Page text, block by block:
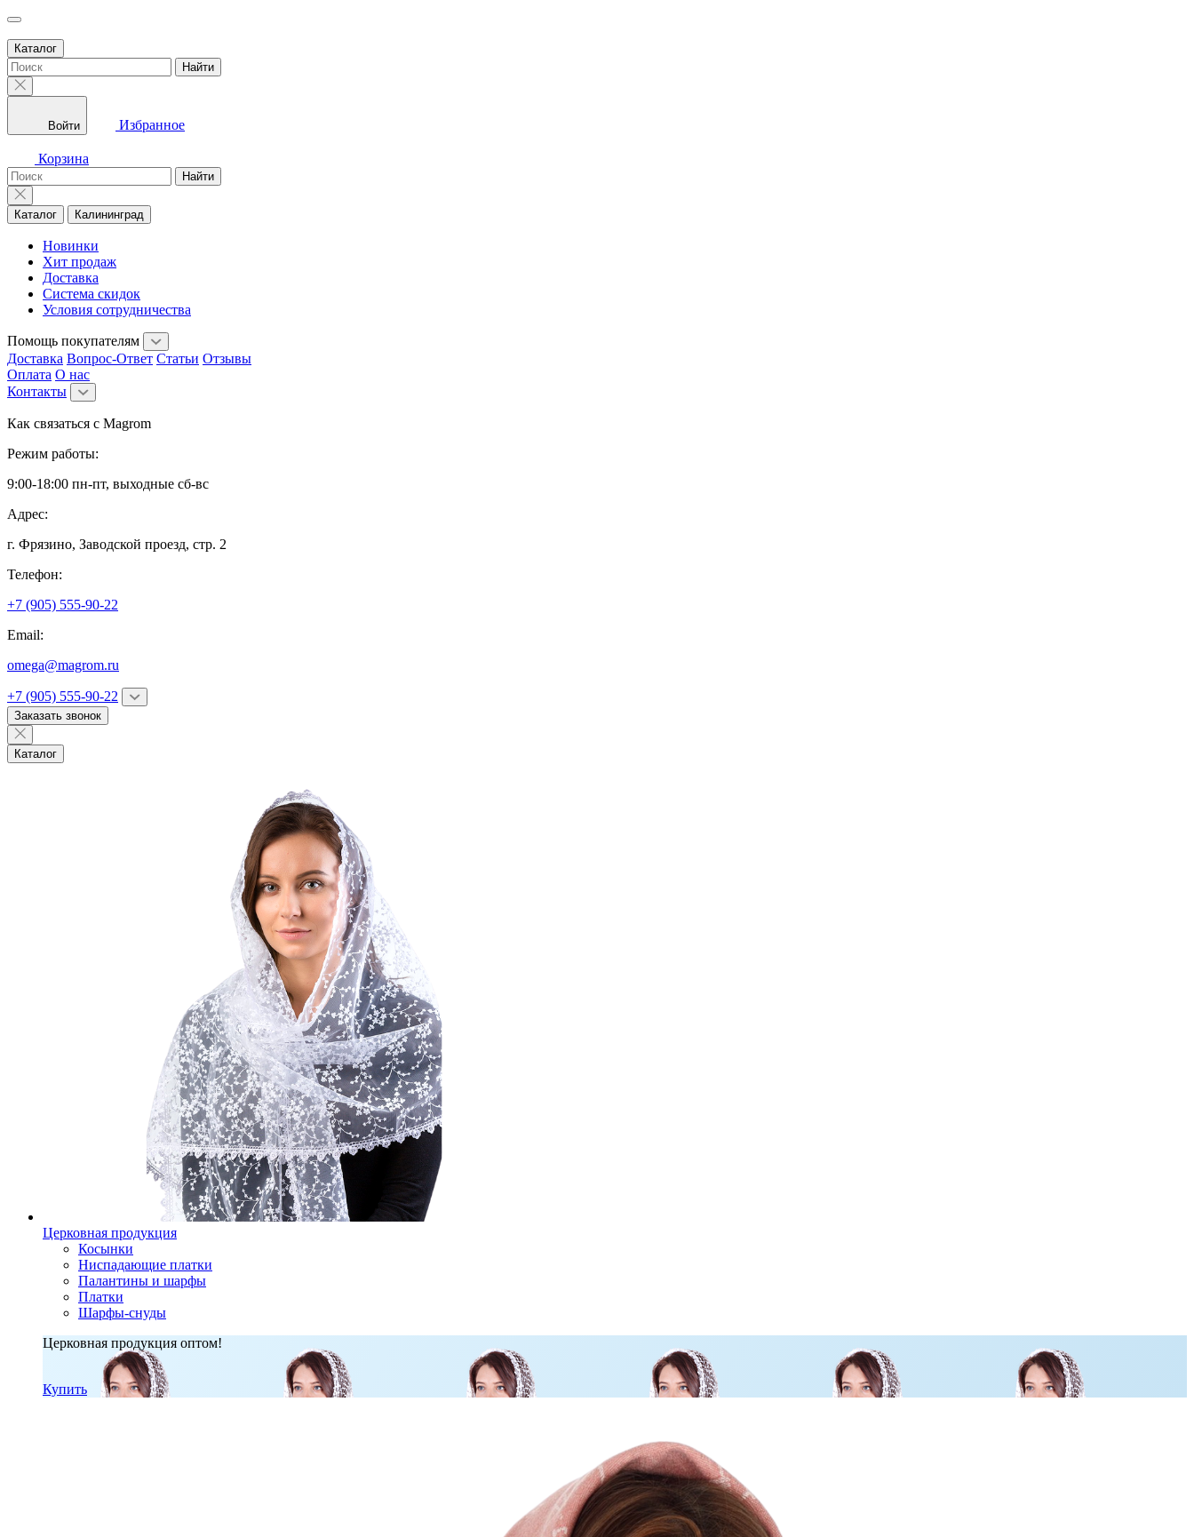
Каталог
Найти
Войти Избранное
Корзина
Найти
Каталог Калининград
Новинки
Хит продаж
Доставка
Система скидок
Условия сотрудничества
Помощь покупателям
Доставка Вопрос-Ответ Статьи Отзывы
Оплата О нас
Контакты
Как связаться с Magrom
Режим работы:
9:00-18:00 пн-пт, выходные сб-вс
Адрес:
г. Фрязино, Заводской проезд, стр. 2
Телефон:
+7 (905) 555-90-22
Email:
omega@magrom.ru
+7 (905) 555-90-22
Заказать звонок
Каталог
Церковная продукция
Косынки
Ниспадающие платки
Палантины и шарфы
Платки
Шарфы-снуды
Церковная продукция оптом!
Купить